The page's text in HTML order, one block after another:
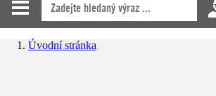
Úvodní stránka